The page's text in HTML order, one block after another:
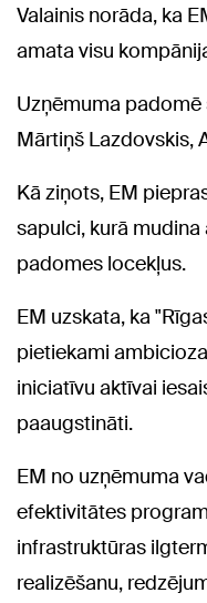
Valainis norāda, ka
amata visu
Uzņēmuma
Mārtiņš Lazdovskis,
Kā ziņots, EM
sapulci, kurā
padomes locekļus.
EM uzskata, ka
pietiekami
iniciatīvu aktīvai
paaugstināti.
EM no uzņēmuma
efektivitātes
infrastruktūras
realizēšanu,